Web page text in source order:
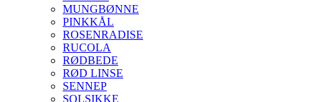
MUNGBØNNE
PINKKÅL
ROSENRADISE
RUCOLA
RØDBEDE
RØD LINSE
SENNEP
SOLSIKKE